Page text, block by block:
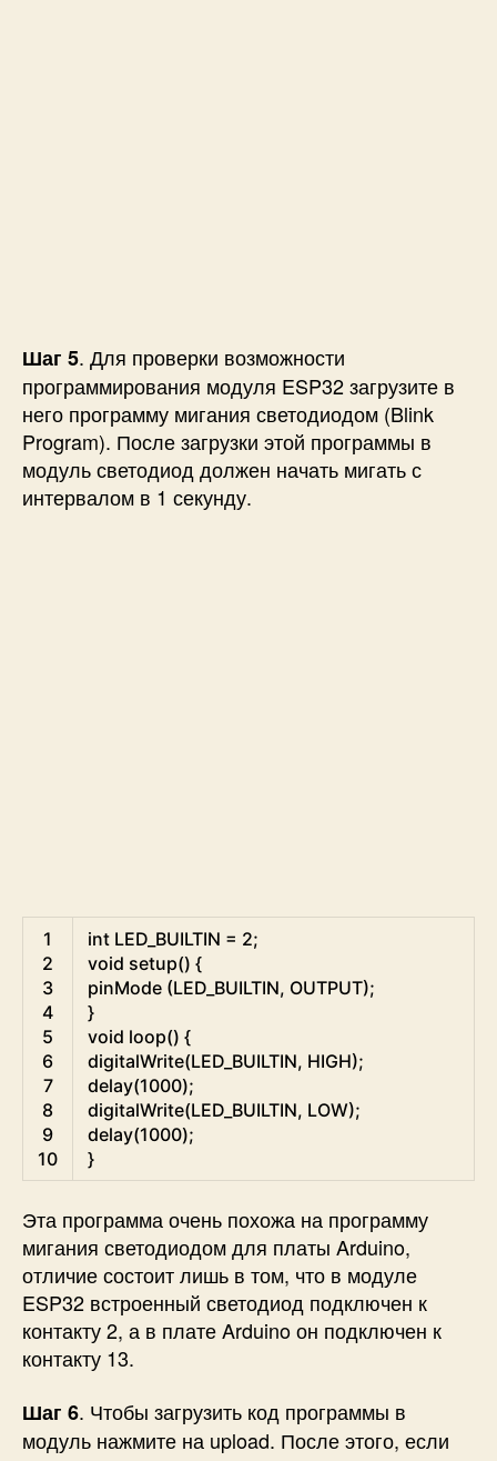
Шаг 5. Для проверки возможности
программирования модуля ESP32 загрузите в
него программу мигания светодиодом (Blink
Program). После загрузки этой программы в
модуль светодиод должен начать мигать с
интервалом в 1 секунду.
1
2
3
4
5
6
7
8
9
10
int LED_BUILTIN = 2;
void setup() {
pinMode (LED_BUILTIN, OUTPUT);
}
void loop() {
digitalWrite(LED_BUILTIN, HIGH);
delay(1000);
digitalWrite(LED_BUILTIN, LOW);
delay(1000);
}
Эта программа очень похожа на программу
мигания светодиодом для платы Arduino,
отличие состоит лишь в том, что в модуле
ESP32 встроенный светодиод подключен к
контакту 2, а в плате Arduino он подключен к
контакту 13.
Шаг 6. Чтобы загрузить код программы в
модуль нажмите на upload. После этого, если